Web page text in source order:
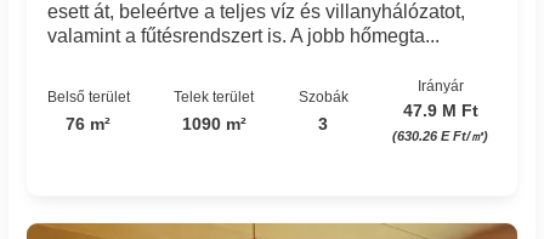
esett át, beleértve a teljes víz és villanyhálózatot,
valamint a fűtésrendszert is. A jobb hőmegta...
Belső terület
76 m²
Telek terület
1090 m²
Szobák
3
Irányár
47.9 M Ft
(630.26 E Ft/㎡)